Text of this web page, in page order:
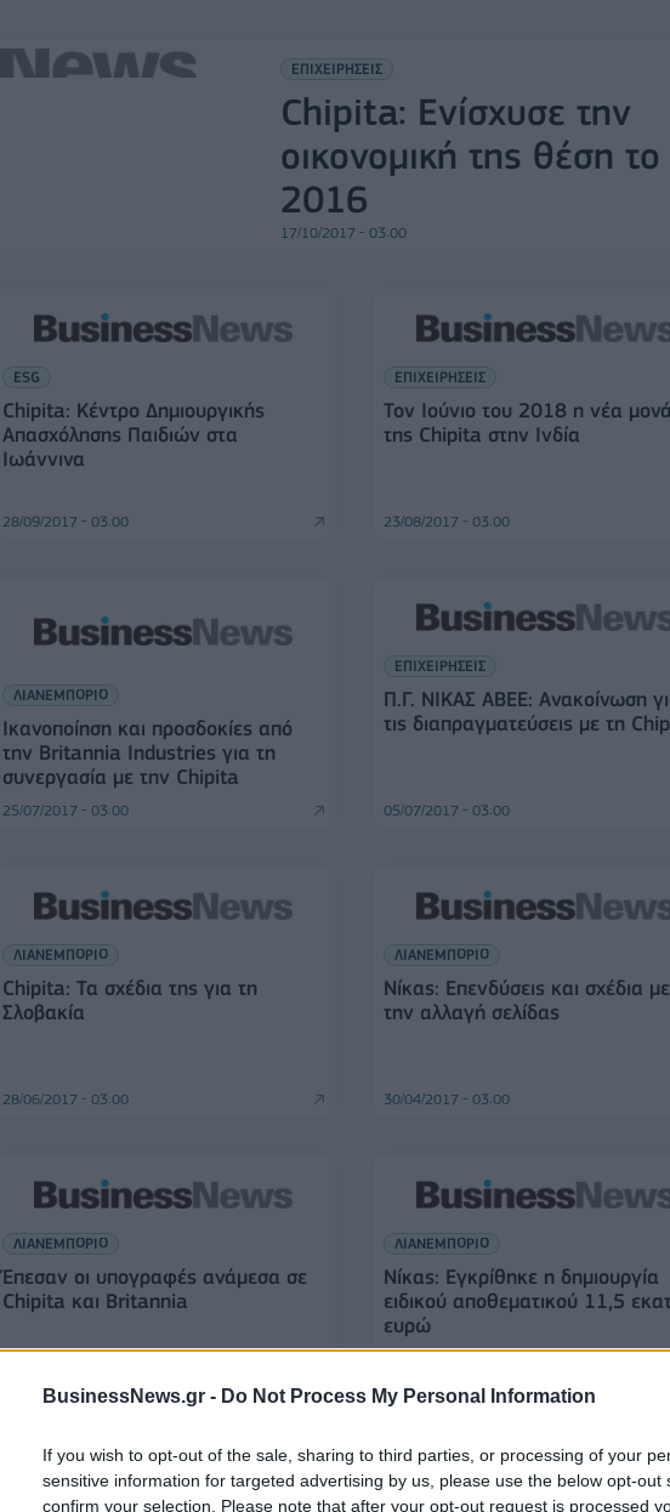
BusinessNews.gr - Do Not Process My Personal Information
If you wish to opt-out of the sale, sharing to third parties, or processing of your
sensitive information for targeted advertising by us, please use the below opt-out
confirm your selection. Please note that after your opt-out request is processed
ΕΠΙΧΕΙΡΗΣΕΙΣ
Chipita: Ενίσχυσε την
οικονομική της θέση το
2016
17/10/2017 - 03:00
ESG
Chipita: Κέντρο Δημιουργικής
Απασχόλησης Παιδιών στα
Ιωάννινα
28/09/2017 - 03:00
ΕΠΙΧΕΙΡΗΣΕΙΣ
Τον Ιούνιο του 2018 η νέα
της Chipita στην Ινδία
23/08/2017 - 03:00
ΛΙΑΝΕΜΠΟΡΙΟ
Ικανοποίηση και προσδοκίες από
την Britannia Industries για τη
συνεργασία με την Chipita
25/07/2017 - 03:00
ΕΠΙΧΕΙΡΗΣΕΙΣ
Π.Γ. ΝΙΚΑΣ ΑΒΕΕ: Ανακοίνωση
τις διαπραγματεύσεις με τη
05/07/2017 - 03:00
ΛΙΑΝΕΜΠΟΡΙΟ
Chipita: Τα σχέδια της για τη
Σλοβακία
28/06/2017 - 03:00
ΛΙΑΝΕΜΠΟΡΙΟ
Νίκας: Επενδύσεις και σχέδια
την αλλαγή σελίδας
30/04/2017 - 03:00
ΛΙΑΝΕΜΠΟΡΙΟ
Έπεσαν οι υπογραφές ανάμεσα σε
Chipita και Britannia
ΛΙΑΝΕΜΠΟΡΙΟ
Nίκας: Εγκρίθηκε η δημιουργία
ειδικού αποθεματικού 11,5
ευρώ
ΕΠΙΧΕΙΡΗΣΕΙΣ
5 μεγάλα deals στην αρχή του
ΛΙΑΝΕΜΠΟΡΙΟ